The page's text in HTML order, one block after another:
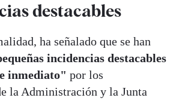
destacables
ha señalado que se han
incidencias destacables
inmediato" por los
la Administración y la Junta